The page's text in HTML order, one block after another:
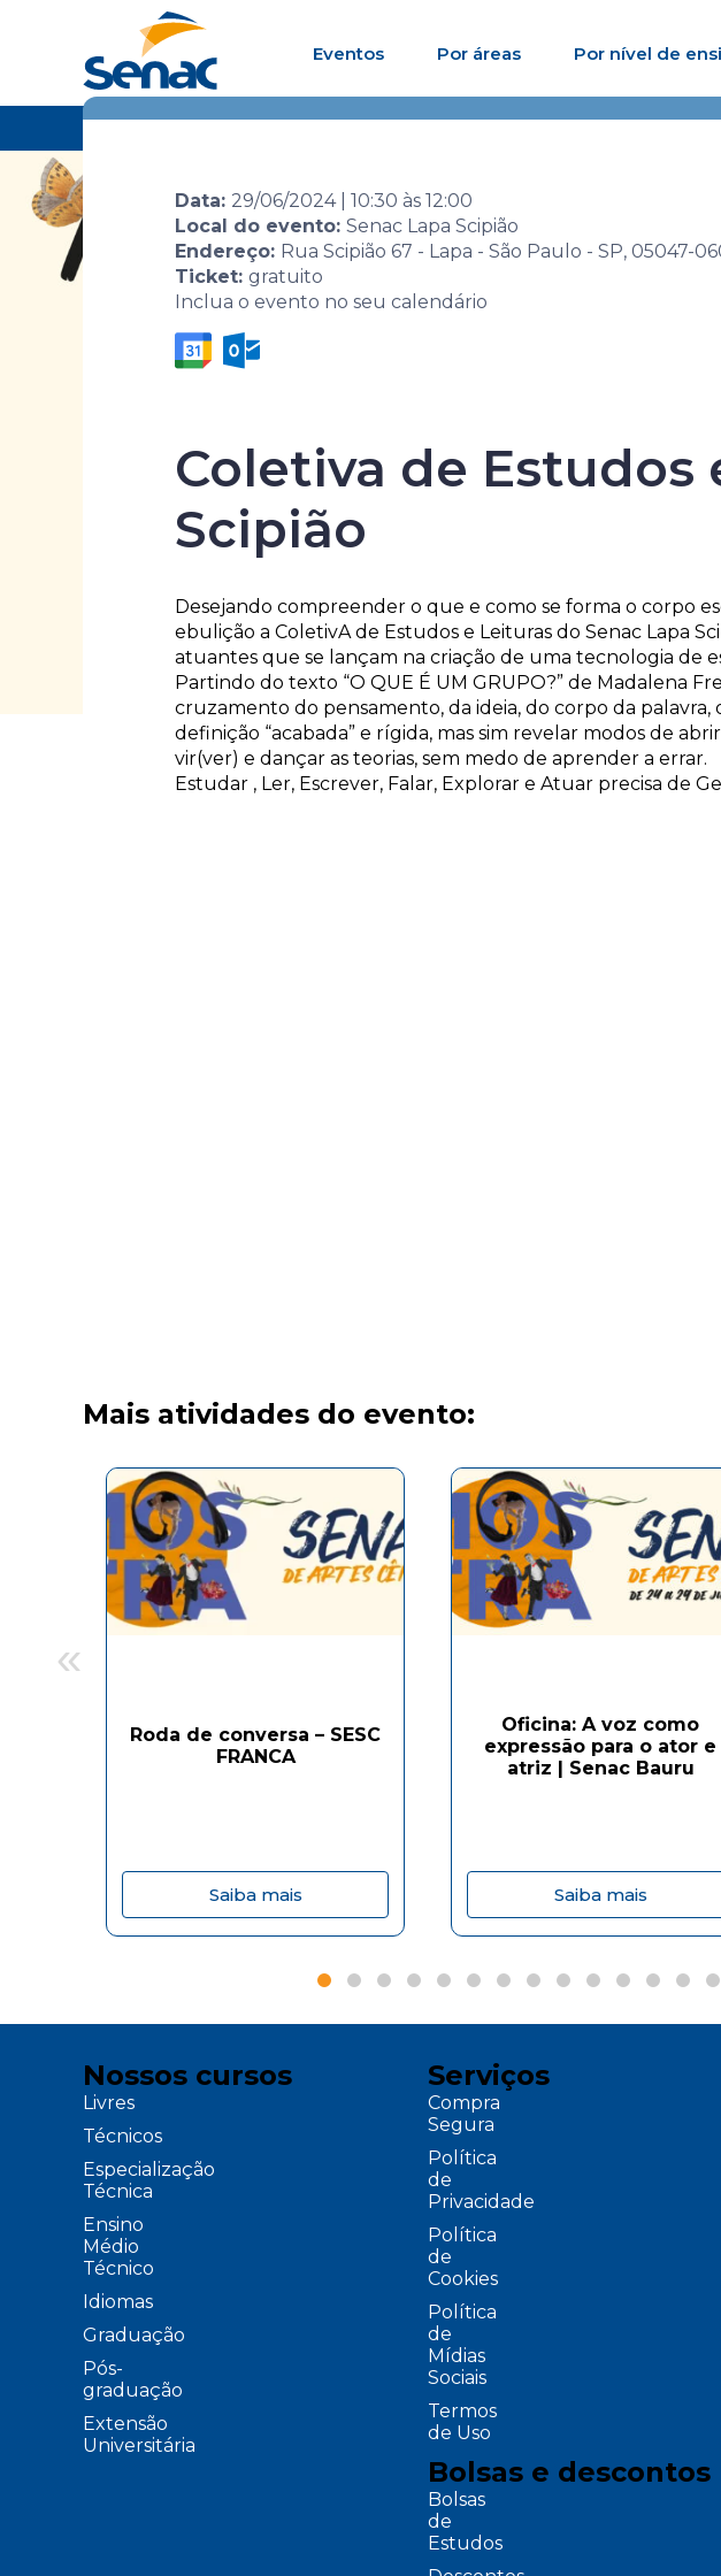
Eventos Por áreas Por nível de
Data: 29/06/2024| 10:30 às 12:00
Local do evento: Senac Lapa Scipião
Endereço: Rua Scipião 67 - Lapa - São Paulo - SP, 05047-
Ticket: gratuito
Inclua o evento no seu calendário
Coletiva de Estudos
Scipião
Desejando compreender o que e como se forma o corpo
ebulição a ColetivA de Estudos e Leituras do Senac Lapa
atuantes que se lançam na criação de uma tecnologia de
Partindo do texto “O QUE É UM GRUPO?” de Madalena
cruzamento do pensamento, da ideia, do corpo da
definição “acabada” e rígida, mas sim revelar modos de
vir(ver) e dançar as teorias, sem medo de aprender a errar.
Estudar , Ler, Escrever, Falar, Explorar e Atuar precisa de
Mais atividades do evento:
Roda de conversa – SESC
FRANCA
Saiba mais
Oficina: A voz como
expressão para o ator e
atriz | Senac Bauru
Saiba mais
«
Nossos cursos
Livres
Técnicos
Especialização
Técnica
Ensino
Médio
Técnico
Idiomas
Graduação
Pós-
graduação
Extensão
Universitária
Serviços
Compra
Segura
Política
de
Privacidade
Política
de
Cookies
Política
de
Mídias
Sociais
Termos
de Uso
Bolsas e descontos
Bolsas
de
Estudos